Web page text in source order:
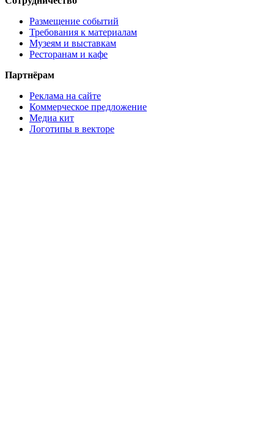
Размещение событий
Требования к материалам
Музеям и выставкам
Ресторанам и кафе
Партнёрам
Реклама на сайте
Коммерческое предложение
Медиа кит
Логотипы в векторе